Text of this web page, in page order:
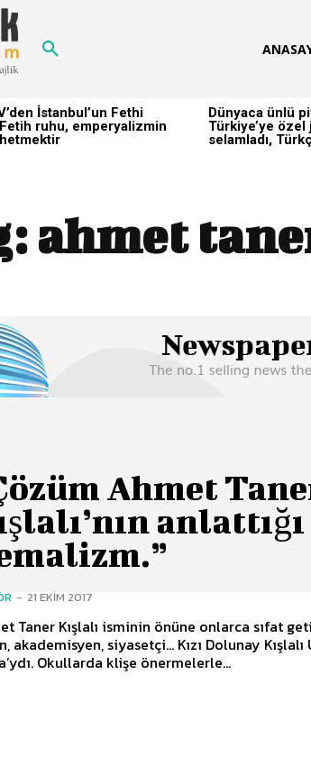
İstanbul’un Fethi
ruhu, emperyalizmin
Dünyaca ünlü
Türkiye’ye
selamladı,
ahmet
Ahmet
anlattığı
- 21 EKIM 2017
Taner Kışlalı isminin önüne onlarca sıfat
akademisyen, siyasetçi... Kızı Dolunay
Okullarda klişe önermelerle...